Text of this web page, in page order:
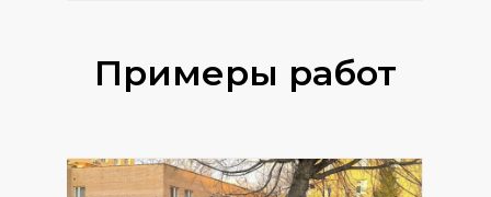
Примеры работ